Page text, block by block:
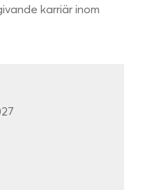
karriär inom